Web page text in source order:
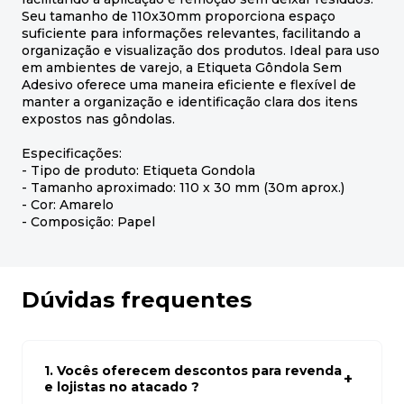
Seu tamanho de 110x30mm proporciona espaço
suficiente para informações relevantes, facilitando a
organização e visualização dos produtos. Ideal para uso
em ambientes de varejo, a Etiqueta Gôndola Sem
Adesivo oferece uma maneira eficiente e flexível de
manter a organização e identificação clara dos itens
expostos nas gôndolas.
Especificações:
- Tipo de produto: Etiqueta Gondola
- Tamanho aproximado: 110 x 30 mm (30m aprox.)
- Cor: Amarelo
- Composição: Papel
Dúvidas frequentes
1. Vocês oferecem descontos para revenda
e lojistas no atacado ?